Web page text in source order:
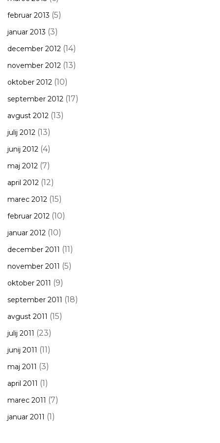
februar 2013 (5)
januar 2013 (3)
december 2012 (14)
november 2012 (13)
oktober 2012 (10)
september 2012 (17)
avgust 2012 (13)
julij 2012 (13)
junij 2012 (4)
maj 2012 (7)
april 2012 (12)
marec 2012 (15)
februar 2012 (10)
januar 2012 (10)
december 2011 (11)
november 2011 (5)
oktober 2011 (9)
september 2011 (18)
avgust 2011 (15)
julij 2011 (23)
junij 2011 (11)
maj 2011 (3)
april 2011 (1)
marec 2011 (7)
januar 2011 (1)